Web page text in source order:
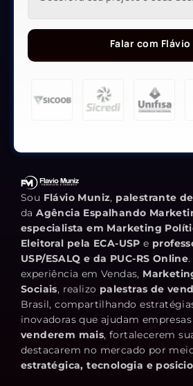
Falar com Flávio
Sou Flávio Muniz, palestrante
daAgência Espalhando
especialista em Marketing
Eleitoral pela ECA-USP e
USP/ESALQ e da PUC-RS Online
experiência em Vendas,
Sociais, realizo palestras de
Brasil, compartilhando
inovadoras que ajudam
venderem mais, fortalecerem
destacarem no mercado por
estratégica, tecnologia e